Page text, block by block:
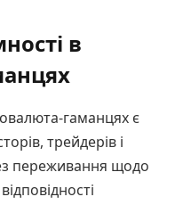
в
гаманцях є
трейдерів і
переживання щодо